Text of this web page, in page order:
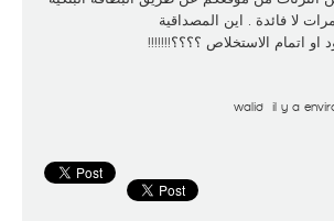
لا فائدة . اين المصداقية
او اتمام الاستخلاص ؟؟؟؟!!!!!!!
walid il y a